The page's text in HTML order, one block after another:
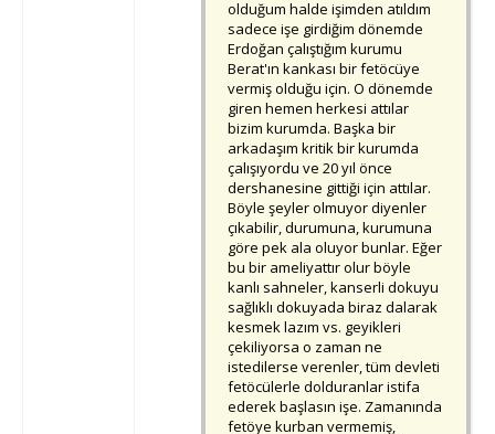
olduğum halde işimden atıldım
sadece işe girdiğim dönemde
Erdoğan çalıştığım kurumu
Berat'ın kankası bir fetöcüye
vermiş olduğu için. O dönemde
giren hemen herkesi attılar
bizim kurumda. Başka bir
arkadaşım kritik bir kurumda
çalışıyordu ve 20 yıl önce
dershanesine gittiği için attılar.
Böyle şeyler olmuyor diyenler
çıkabilir, durumuna, kurumuna
göre pek ala oluyor bunlar. Eğer
bu bir ameliyattır olur böyle
kanlı sahneler, kanserli dokuyu
sağlıklı dokuyada biraz dalarak
kesmek lazım vs. geyikleri
çekiliyorsa o zaman ne
istedilerse verenler, tüm devleti
fetöcülerle dolduranlar istifa
ederek başlasın işe. Zamanında
fetöye kurban vermemiş,